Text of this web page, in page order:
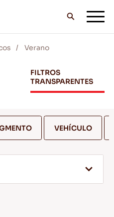
LASSA
Verano
FILTROS
TRANSPARENTES
VEHÍCULO